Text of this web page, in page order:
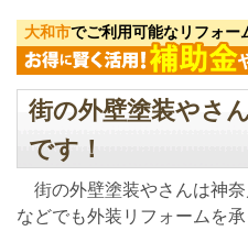
大和市でご利用可能なリフォー
街の外壁塗装やさ
です！
街の外壁塗装やさんは神
などでも外装リフォームを